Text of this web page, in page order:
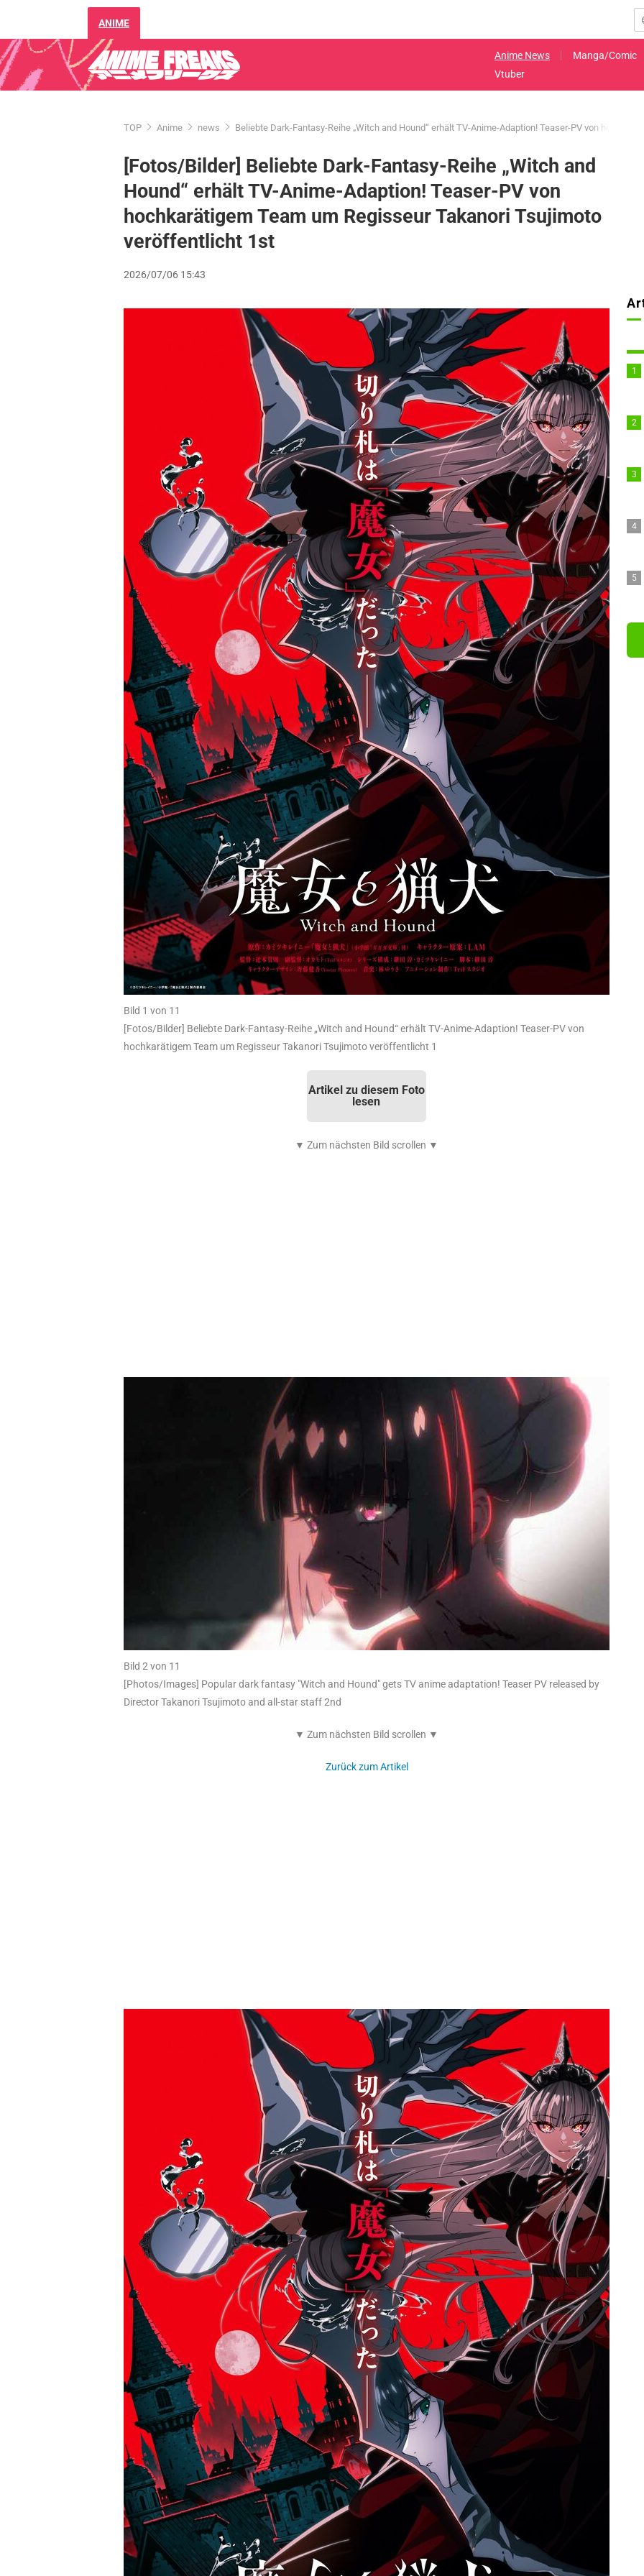
ANIME
Anime News Manga/Comic
Vtuber
TOP Anime news Beliebte Dark-Fantasy-Reihe „Witch and Hound“ erhält TV-Anime-Adaption! Teaser-PV von
[Fotos/Bilder] Beliebte Dark-Fantasy-Reihe „Witch and
Hound“ erhält TV-Anime-Adaption! Teaser-PV von
hochkarätigem Team um Regisseur Takanori Tsujimoto
veröffentlicht 1st
2026/07/06 15:43
Bild 1 von 11
[Fotos/Bilder] Beliebte Dark-Fantasy-Reihe „Witch and Hound“ erhält TV-Anime-Adaption! Teaser-PV von
hochkarätigem Team um Regisseur Takanori Tsujimoto veröffentlicht 1
Artikel zu diesem Foto
lesen
▼ Zum nächsten Bild scrollen ▼
Bild 2 von 11
[Photos/Images] Popular dark fantasy "Witch and Hound" gets TV anime adaptation! Teaser PV released by
Director Takanori Tsujimoto and all-star staff 2nd
▼ Zum nächsten Bild scrollen ▼
Zurück zum Artikel